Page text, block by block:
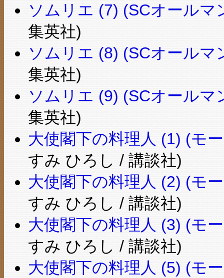
ソムリエ (7) (SCオールマ
集英社)
ソムリエ (8) (SCオールマ
集英社)
ソムリエ (9) (SCオールマ
集英社)
大使閣下の料理人 (1) (モ
すみ ひろし / 講談社)
大使閣下の料理人 (2) (モ
すみ ひろし / 講談社)
大使閣下の料理人 (3) (モ
すみ ひろし / 講談社)
大使閣下の料理人 (5) (モ